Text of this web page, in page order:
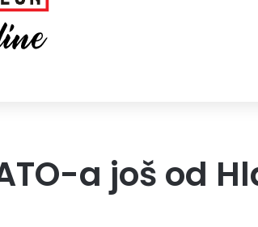
a još od